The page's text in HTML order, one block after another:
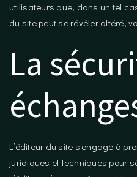
utilisateurs que, dans un tel
du site peut se révéler altéré,
La
L’éditeur du site s’engage à
juridiques et techniques pour